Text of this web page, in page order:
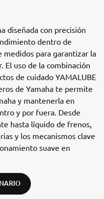
diseñada con precisión
dentro de
medidos para garantizar la
El uso de la combinación
de cuidado YAMALUBE
de Yamaha te permite
y mantenerla en
y por fuera. Desde
hasta líquido de frenos,
y los mecanismos clave
suave en